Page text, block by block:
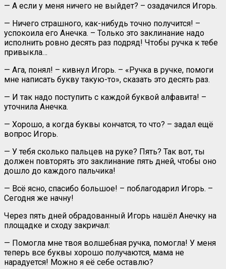
— А если у меня ничего не выйдет? – озадачился Игорь.
— Ничего страшного, как-нибудь точно получится! –
успокоила его Анечка. – Только это заклинание надо
исполнить ровно десять раз подряд! Чтобы ручка к тебе
привыкла…
— Ага, понял! – кивнул Игорь. – «Ручка в ручке, помоги
мне написать букву такую-то», сказать это десять раз.
— И так надо поступить с каждой буквой алфавита! –
уточнила Анечка.
— Хорошо, а когда буквы кончатся, то что? – задал ещё
вопрос Игорь.
— У тебя сколько пальцев на руке? Пять? Так вот, ты
должен повторять это заклинание пять дней, чтобы оно
дошло до каждого пальчика!
— Всё ясно, спасибо большое! – поблагодарил Игорь. –
Сегодня же начну!
Через пять дней обрадованный Игорь нашёл Анечку на
площадке и сходу закричал:
— Помогла мне твоя волшебная ручка, помогла! У меня
теперь все буквы хорошо получаются, мама не
нарадуется! Можно я её себе оставлю?